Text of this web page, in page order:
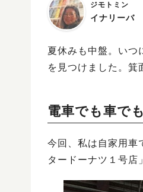
ジモトミン
イナリーバ
夏休みも中盤。いつ
を見つけました。箕
電車でも車で
今回、私は自家用車
タードーナツ１号店